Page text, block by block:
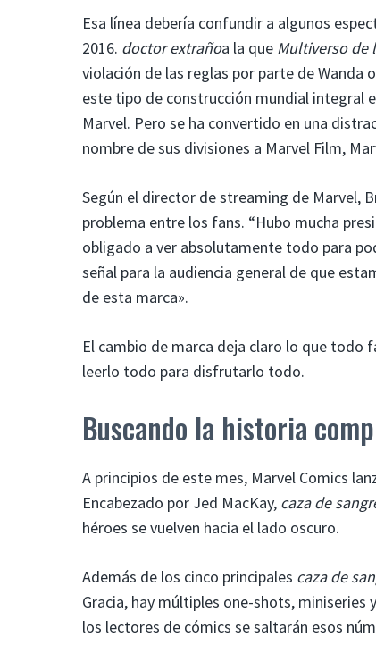
Esa línea debería confundir a algunos
2016. doctor extrañoa la que Multiverso de
violación de las reglas por parte de Wanda
este tipo de construcción mundial integral
Marvel. Pero se ha convertido en una
nombre de sus divisiones a Marvel Film,
Según el director de streaming de Marvel,
problema entre los fans. “Hubo mucha
obligado a ver absolutamente todo para
señal para la audiencia general de que
de esta marca».
El cambio de marca deja claro lo que todo
leerlo todo para disfrutarlo todo.
Buscando la historia
A principios de este mes, Marvel Comics
Encabezado por Jed MacKay, caza de
héroes se vuelven hacia el lado oscuro.
Además de los cinco principales caza de
Gracia, hay múltiples one-shots,
los lectores de cómics se saltarán esos